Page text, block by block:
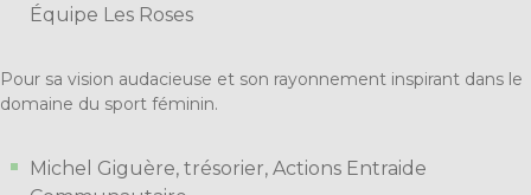
Équipe Les Roses
Pour sa vision audacieuse et son rayonnement inspirant dans le
domaine du sport féminin.
Michel Giguère, trésorier, Actions Entraide